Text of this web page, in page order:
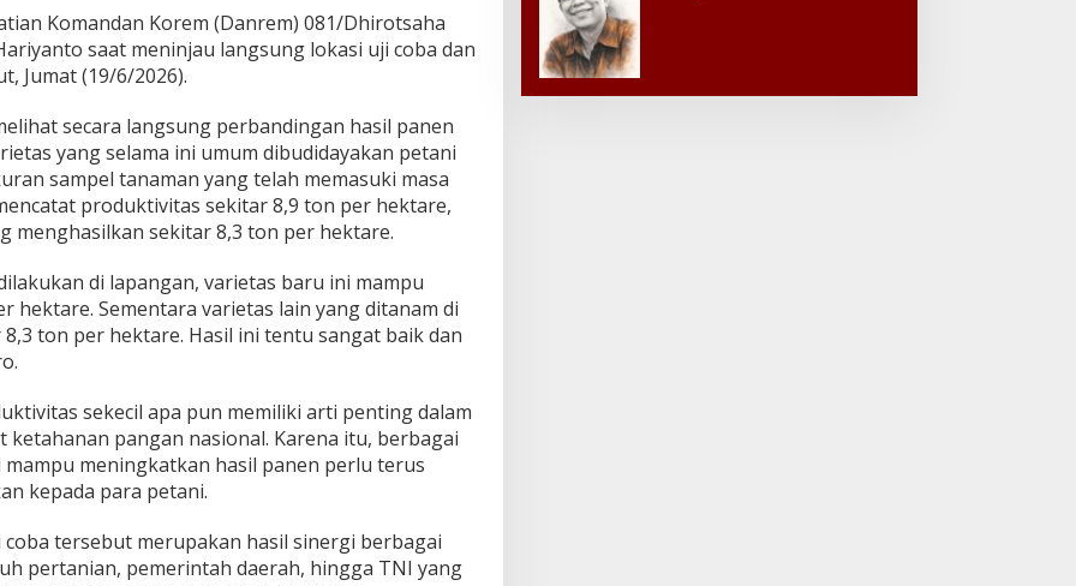
Komandan Korem (Danrem) 081/Dhirotsaha
saat meninjau langsung lokasi uji coba dan
Jumat (19/6/2026).
secara langsung perbandingan hasil panen
yang selama ini umum dibudidayakan petani
sampel tanaman yang telah memasuki masa
produktivitas sekitar 8,9 ton per hektare,
menghasilkan sekitar 8,3 ton per hektare.
di lapangan, varietas baru ini mampu
hektare. Sementara varietas lain yang ditanam di
ton per hektare. Hasil ini tentu sangat baik dan
sekecil apa pun memiliki arti penting dalam
pangan nasional. Karena itu, berbagai
meningkatkan hasil panen perlu terus
kepada para petani.
tersebut merupakan hasil sinergi berbagai
pertanian, pemerintah daerah, hingga TNI yang